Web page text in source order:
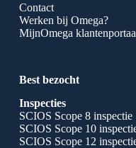
Contact
Werken bij Omega?
MijnOmega
Best bezocht
Inspecties
SCIOS Scope 8 inspectie
SCIOS Scope 10
SCIOS Scope 12